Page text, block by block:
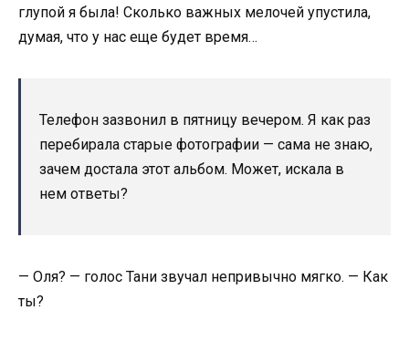
глупой я была! Сколько важных мелочей упустила,
думая, что у нас еще будет время…
Телефон зазвонил в пятницу вечером. Я как раз
перебирала старые фотографии — сама не знаю,
зачем достала этот альбом. Может, искала в
нем ответы?
— Оля? — голос Тани звучал непривычно мягко. — Как
ты?